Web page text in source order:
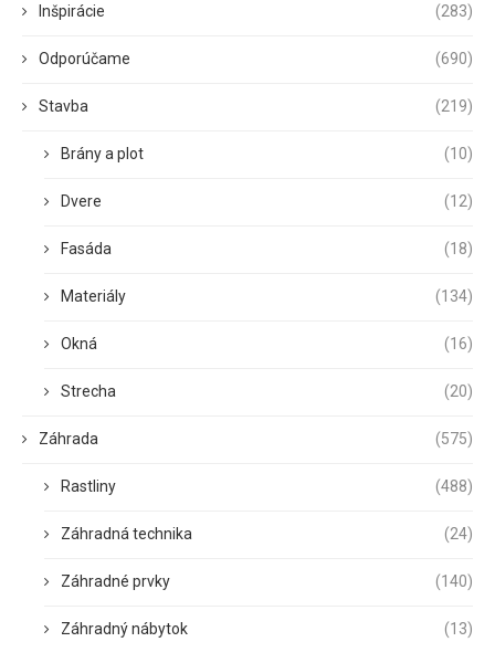
Inšpirácie (283)
Odporúčame (690)
Stavba (219)
Brány a plot (10)
Dvere (12)
Fasáda (18)
Materiály (134)
Okná (16)
Strecha (20)
Záhrada (575)
Rastliny (488)
Záhradná technika (24)
Záhradné prvky (140)
Záhradný nábytok (13)